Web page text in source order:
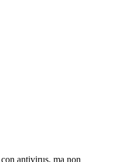
antivirus, ma non